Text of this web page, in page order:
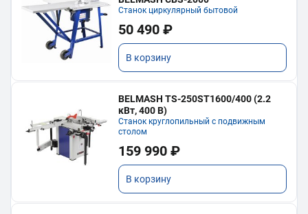
Станок циркулярный бытовой
50 490 ₽
В корзину
BELMASH TS-250ST1600/400 (2.2
кВт, 400 В)
Станок круглопильный с подвижным
столом
159 990 ₽
В корзину